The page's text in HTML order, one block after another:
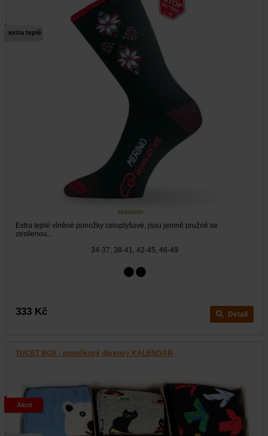
skladem
Extra teplé vlněné ponožky celoplyšové, jsou jemně pružné se
zesílenou...
34-37, 38-41, 42-45, 46-49
extra teplé
333 Kč Detail
TUCET BOX - ponožkový dárkový KALENDÁŘ
Akce